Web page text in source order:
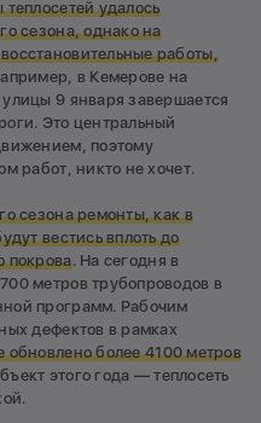
удалось
сезона, однако на
работы,
в Кемерове на
9 января завершается
Это центральный
поэтому
работ, никто не хочет.
сезона ремонты, как в
вестись вплоть до
покрова. На сегодня в
метров трубопроводов в
программ. Рабочим
дефектов в рамках
обновлено более 4100 метров
этого года — теплосеть